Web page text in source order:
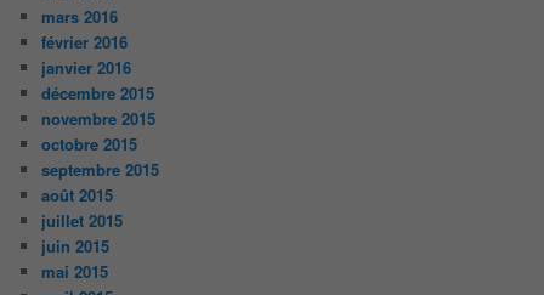
mars 2016
février 2016
janvier 2016
décembre 2015
novembre 2015
octobre 2015
septembre 2015
août 2015
juillet 2015
juin 2015
mai 2015